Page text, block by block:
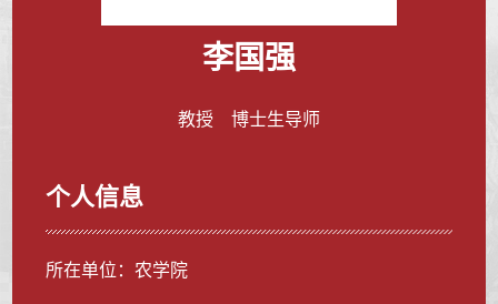
李国强
教授 博士生导师
个人信息
所在单位：农学院